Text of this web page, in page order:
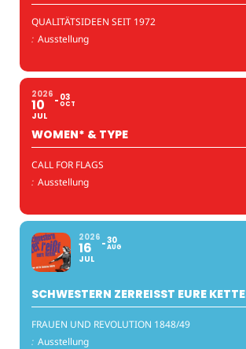
QUALITÄTSIDEEN SEIT 1972
: Ausstellung
2026
10
JUL
03
OCT
WOMEN* & TYPE
CALL FOR FLAGS
: Ausstellung
2026
16
JUL
30
AUG
SCHWESTERN ZERREISST EURE KETTEN
FRAUEN UND REVOLUTION 1848/49
: Ausstellung